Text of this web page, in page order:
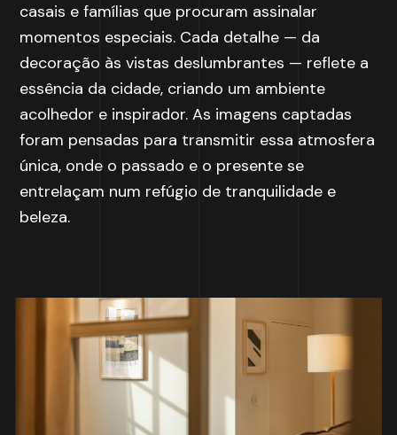
casais e famílias que procuram assinalar
momentos especiais. Cada detalhe — da
decoração às vistas deslumbrantes — reflete a
essência da cidade, criando um ambiente
acolhedor e inspirador. As imagens captadas
foram pensadas para transmitir essa atmosfera
única, onde o passado e o presente se
entrelaçam num refúgio de tranquilidade e
beleza.